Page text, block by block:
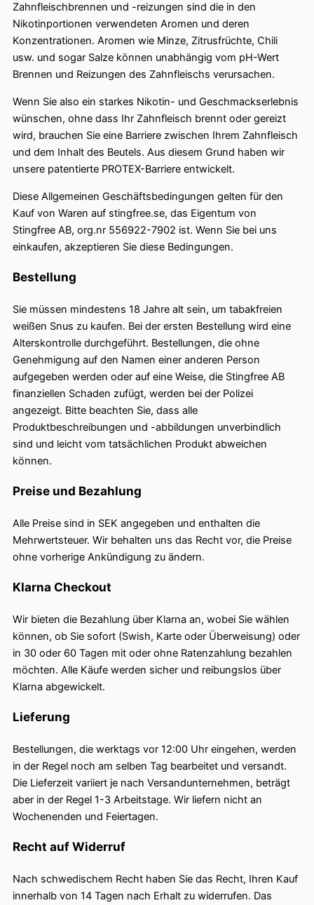
Zahnfleischbrennen und -reizungen sind die in den
Nikotinportionen verwendeten Aromen und deren
Konzentrationen. Aromen wie Minze, Zitrusfrüchte, Chili
usw. und sogar Salze können unabhängig vom pH-Wert
Brennen und Reizungen des Zahnfleischs verursachen.
Wenn Sie also ein starkes Nikotin- und Geschmackserlebnis
wünschen, ohne dass Ihr Zahnfleisch brennt oder gereizt
wird, brauchen Sie eine Barriere zwischen Ihrem Zahnfleisch
und dem Inhalt des Beutels. Aus diesem Grund haben wir
unsere patentierte PROTEX-Barriere entwickelt.
Diese Allgemeinen Geschäftsbedingungen gelten für den
Kauf von Waren auf stingfree.se, das Eigentum von
Stingfree AB, org.nr 556922-7902 ist. Wenn Sie bei uns
einkaufen, akzeptieren Sie diese Bedingungen.
Bestellung
Sie müssen mindestens 18 Jahre alt sein, um tabakfreien
weißen Snus zu kaufen. Bei der ersten Bestellung wird eine
Alterskontrolle durchgeführt. Bestellungen, die ohne
Genehmigung auf den Namen einer anderen Person
aufgegeben werden oder auf eine Weise, die Stingfree AB
finanziellen Schaden zufügt, werden bei der Polizei
angezeigt. Bitte beachten Sie, dass alle
Produktbeschreibungen und -abbildungen unverbindlich
sind und leicht vom tatsächlichen Produkt abweichen
können.
Preise und Bezahlung
Alle Preise sind in SEK angegeben und enthalten die
Mehrwertsteuer. Wir behalten uns das Recht vor, die Preise
ohne vorherige Ankündigung zu ändern.
Klarna Checkout
Wir bieten die Bezahlung über Klarna an, wobei Sie wählen
können, ob Sie sofort (Swish, Karte oder Überweisung) oder
in 30 oder 60 Tagen mit oder ohne Ratenzahlung bezahlen
möchten. Alle Käufe werden sicher und reibungslos über
Klarna abgewickelt.
Lieferung
Bestellungen, die werktags vor 12:00 Uhr eingehen, werden
in der Regel noch am selben Tag bearbeitet und versandt.
Die Lieferzeit variiert je nach Versandunternehmen, beträgt
aber in der Regel 1-3 Arbeitstage. Wir liefern nicht an
Wochenenden und Feiertagen.
Recht auf Widerruf
Nach schwedischem Recht haben Sie das Recht, Ihren Kauf
innerhalb von 14 Tagen nach Erhalt zu widerrufen. Das